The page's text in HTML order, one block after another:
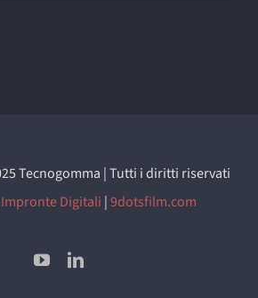
Tecnogomma | Tutti i diritti riservati
Impronte Digitali |9dotsfilm.com
YouTubeLinkedIn